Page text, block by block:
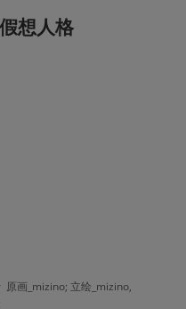
想人格
原画_mizino; 立绘_mizino,